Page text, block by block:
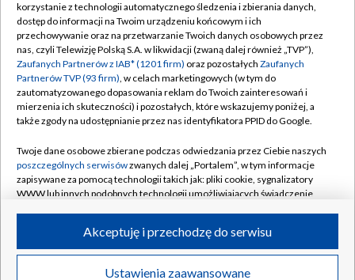
TVP
Abonament TVP
Emisja w TVP
Centrum informacji TVP
Naziemna Telewizja Cyfrowa
Rada Programowa
System NOS
Informacje o nadawcy
Program dla prasy
Regulamin TVP
Polityka prywatności
Moje zgody
Pomoc
Kontakt
Kanały
©2026 Telewizja Polska S.A. w likwidacji
korzystanie z technologii automatycznego śledzenia i zbierania danych,
dostęp do informacji na Twoim urządzeniu końcowym i ich
przechowywanie oraz na przetwarzanie Twoich danych osobowych przez
nas, czyli Telewizję Polską S.A. w likwidacji (zwaną dalej również „TVP”),
Zaufanych Partnerów z IAB* (1201 firm) oraz pozostałych Zaufanych
Partnerów TVP (93 firm), w celach marketingowych (w tym do
zautomatyzowanego dopasowania reklam do Twoich zainteresowań i
mierzenia ich skuteczności) i pozostałych, które wskazujemy poniżej, a
także zgody na udostępnianie przez nas identyfikatora PPID do Google.
Twoje dane osobowe zbierane podczas odwiedzania przez Ciebie naszych
poszczególnych serwisówzwanych dalej „Portalem”, w tym informacje
zapisywane za pomocą technologii takich jak: pliki cookie, sygnalizatory
WWW lub innych podobnych technologii umożliwiających świadczenie
ruchu w Internecie.
Twoje dane osobowe zbierane podczas odwiedzania przez Ciebie
Ustawienia zaawansowane
Akceptuję i przechodzę do serwisu